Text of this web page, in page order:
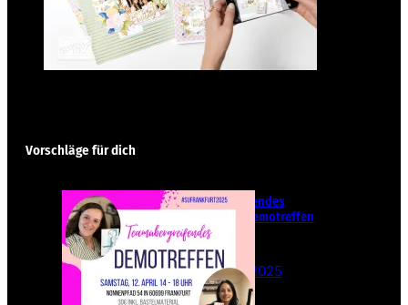
Vorschläge für dich
Teamübergreifendes
Stampin‘ Up! Demotreffen
– Sei dabei!
26. Februar 2025